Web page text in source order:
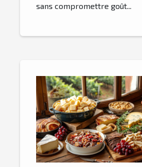
sans compromettre goût...